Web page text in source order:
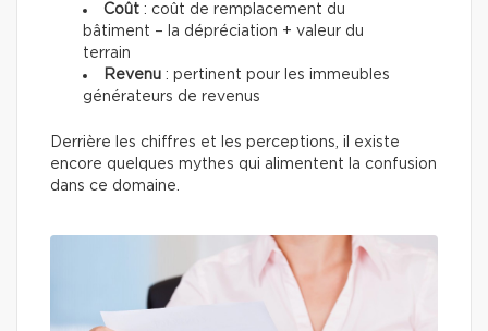
Coût : coût de remplacement du
bâtiment – la dépréciation + valeur du
terrain
Revenu : pertinent pour les immeubles
générateurs de revenus
Derrière les chiffres et les perceptions, il existe
encore quelques mythes qui alimentent la confusion
dans ce domaine.